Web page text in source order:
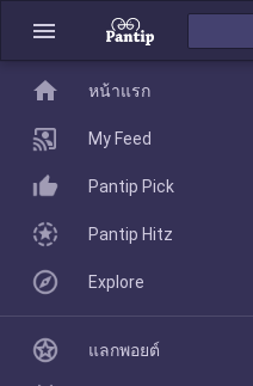
menu
home
Pantip Pick
home หน้าแรก
My Feed
Pantip Pick
Pantip Hitz
Explore
แลกพอยต์